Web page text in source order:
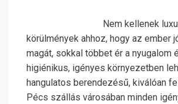
Nem kellenek
körülmények ahhoz, hogy az ember
magát, sokkal többet ér a nyugalom
higiénikus, igényes környezetben
hangulatos berendezésű, kiválóan
Pécs szállás városában minden